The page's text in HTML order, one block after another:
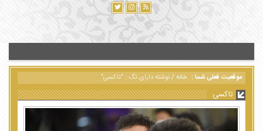
موقعیت فعلی شما : خانه/نوشته دارای تگ : "تاکسی"
تاکسی